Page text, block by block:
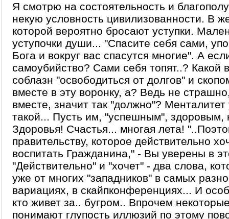
Я смотрю на состоятельность и
некую условность цивилизованности. В
которой вероятно бросают уступки.
уступочки души... "Спасите себя сами,
Бога и вокруг вас спасутся многие". А
самоубийство? Сами себя топят..? Какой
соблазн "освободиться от долгов" и
вместе в эту воронку, а? Ведь не
вместе, значит так "должно"? Менталитет
такой... Пусть им, "успешным", здоровым,
Здоровья! Счастья... многая лета!
правительству, которое действительно
воспитать Гражданина," - Вы уверены в
"Действительно" и "хочет" - два слова,
уже от многих "западников" в самых
вариациях, в скайпконференциях... И
кто живет за.. бугром.. Впрочем
понимают глупость иллюзий по этому